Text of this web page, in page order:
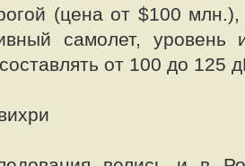
(цена от $100
самолет, уровень
от 100 до 125